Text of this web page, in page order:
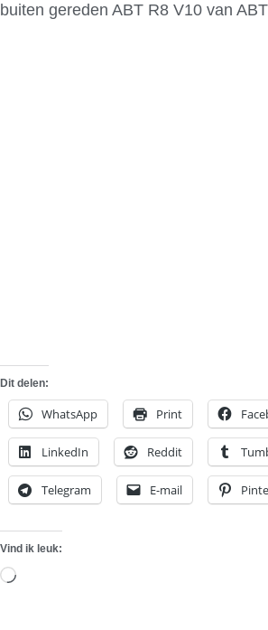
buiten gereden ABT R8 V10 van
Dit delen:
WhatsApp Print
LinkedIn Reddit
Telegram E-mail
Vind ik leuk:
Aan